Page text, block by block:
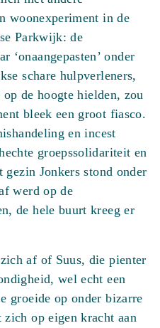
woonexperiment in de
Parkwijk: de
‘onaangepasten’ onder
schare hulpverleners,
de hoogte hielden, zou
bleek een groot fiasco.
en incest
groepssolidariteit en
Jonkers stond onder
werd op de
de hele buurt kreeg er
af of Suus, die pienter
wel echt een
groeide op onder bizarre
zich op eigen kracht aan